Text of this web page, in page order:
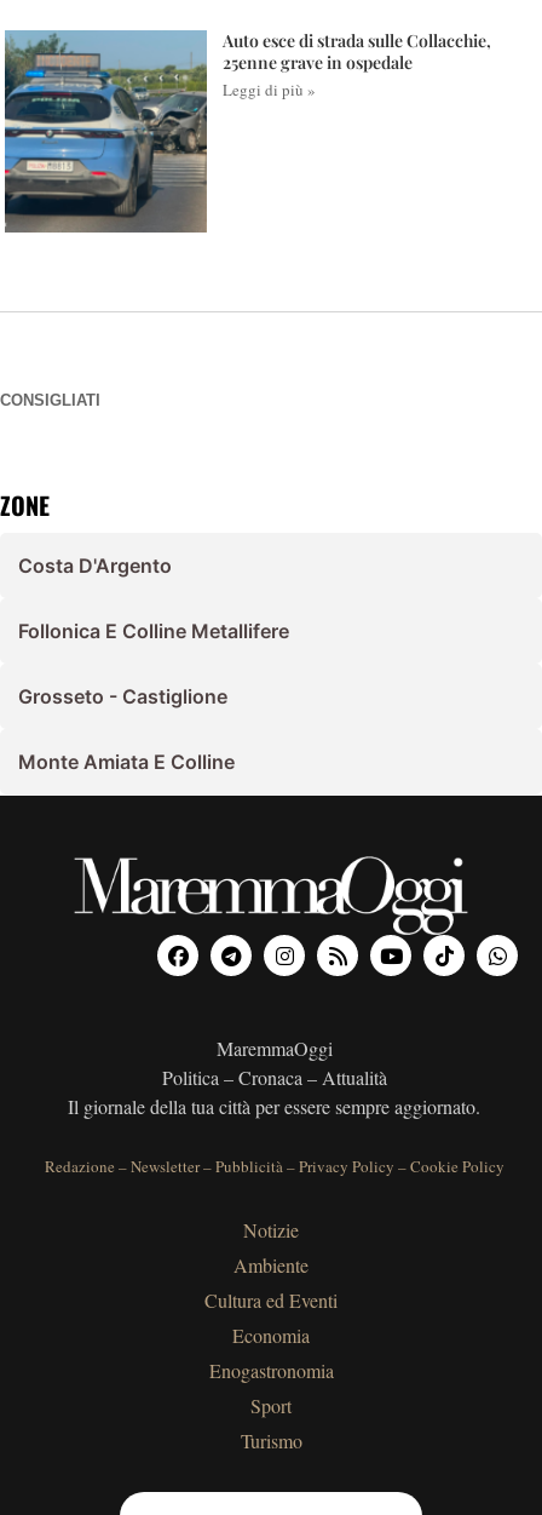
Auto esce di strada sulle Collacchie,
25enne grave in ospedale
Leggi di più »
CONSIGLIATI
ZONE
Costa D'Argento
Follonica E Colline Metallifere
Grosseto - Castiglione
Monte Amiata E Colline
MaremmaOggi
Politica – Cronaca – Attualità
Il giornale della tua città per essere sempre aggiornato.
Redazione –Newsletter–Pubblicità–Privacy Policy –Cookie Policy
Notizie
Ambiente
Cultura ed Eventi
Economia
Enogastronomia
Sport
Turismo